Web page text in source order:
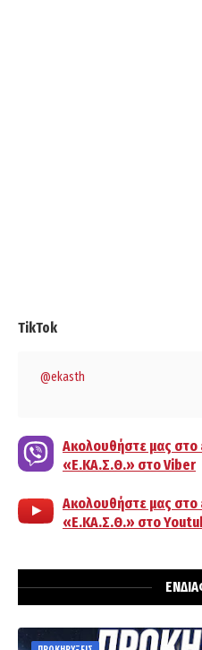
TikTok
@ekasth
Ακολουθήστε μας στο
«Ε.ΚΑ.Σ.Θ.» στο Viber
Ακολουθήστε μας στο
«Ε.ΚΑ.Σ.Θ.» στο